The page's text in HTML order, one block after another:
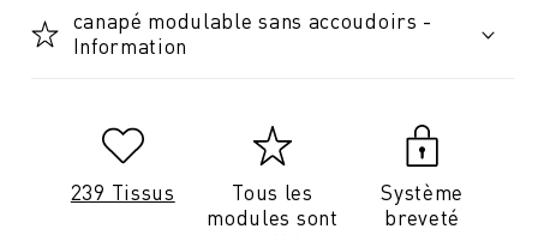
canapé modulable sans accoudoirs -
Information
239 Tissus
Tous les
modules sont
Système
breveté